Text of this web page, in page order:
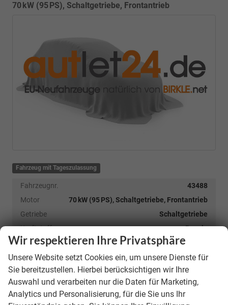
70 kW (95 PS), Schaltgetriebe, Frontantrieb
Fahrzeug mit Tageszulassung
Fahrzeugnr.
43488
Motor
70 kW (95 PS), Schaltgetriebe, Frontantrieb
Getriebe
Schaltgetriebe
Kraftstoff
Benzin
Kilometerstand
18.705 km
Erstzulassung
01.09.2024
Verbrauch kombiniert:5,90 l/100km
CO2-Emissionen:133,00 g/km
unverbindliche Lieferzeit:6 Wochen
Wir respektieren Ihre Privatsphäre
Unsere Website setzt Cookies ein, um unsere Dienste für
Sie bereitzustellen. Hierbei berücksichtigen wir Ihre
Auswahl und verarbeiten nur die Daten für Marketing,
Analytics und Personalisierung, für die Sie uns Ihr